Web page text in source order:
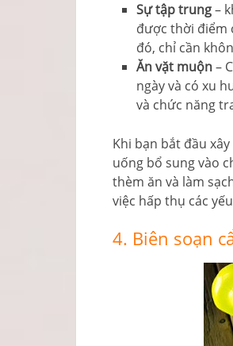
Sự tập trung–
được thời điểm
đó, chỉ cần
Ăn vặt muộn–
ngày và có xu
và chức năng
Khi bạn bắt đầu
uống bổ sung vào
thèm ăn và làm
việc hấp thụ các
4. Biên soạn